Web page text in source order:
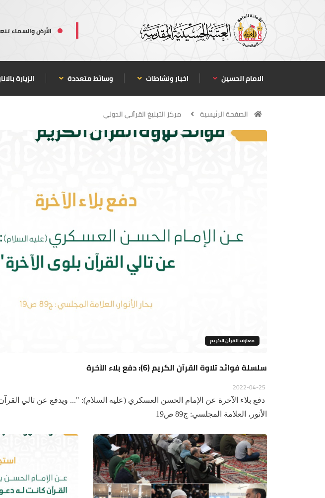
الأرض والسماء
الامام الحسين اخبار ونشاطات وسائط متعددة الزيارة
الصفحة الرئيسية مركز التبليغ القرآني الدولي
معارف القرآن الكريم
سلسلة فوائد تلاوة القرآن الكريم (6): دفع بلاء الآخرة
دفع بلاء الآخرة عن الإمام الحسن العسكري (عليه السلام): "... ويدفع عن تالي
الأنور، العلامة المجلسي: ج89 ص19